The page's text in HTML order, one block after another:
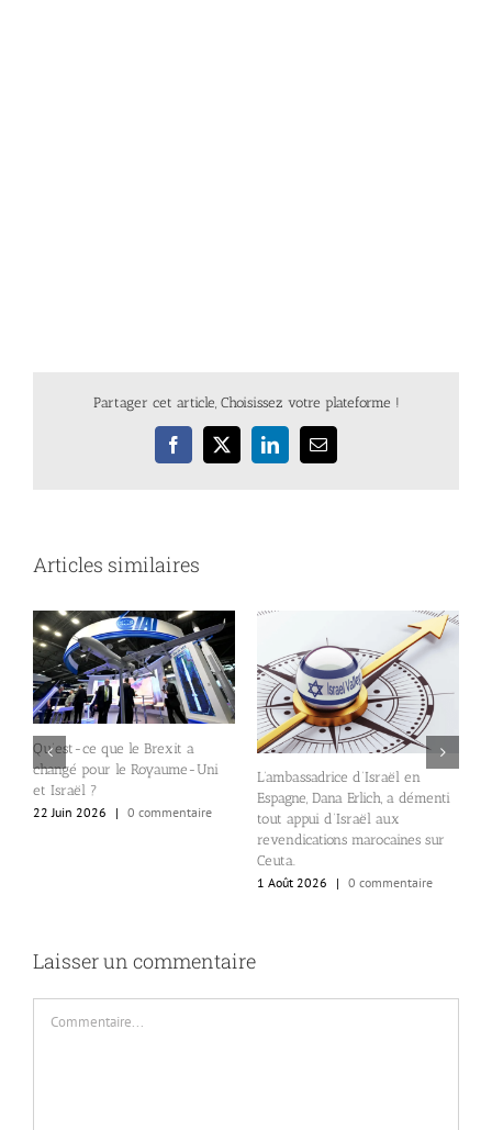
Partager cet article, Choisissez votre plateforme !
Facebook
X LinkedInEmail
Articles similaires
Qu’est-ce que le Brexit a
changé pour le Royaume-Uni
et Israël ?
22 Juin 2026
| 0 commentaire
L’ambassadrice d’Israël en
Espagne, Dana Erlich, a démenti
tout appui d’Israël aux
revendications marocaines sur
Ceuta.
1 Août 2026
| 0 commentaire
Laisser un commentaire